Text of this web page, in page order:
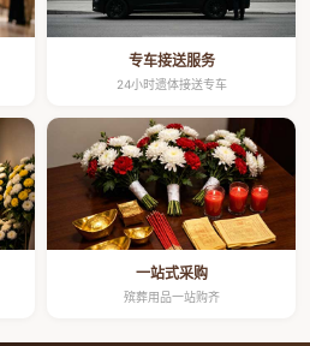
专车接送服务
24小时遗体接送专车
一站式采购
殡葬用品一站购齐